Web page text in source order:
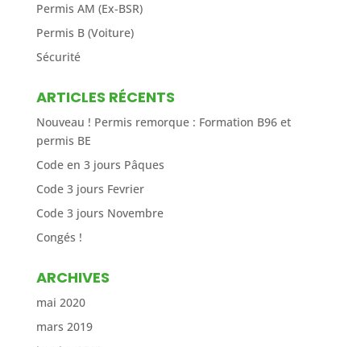
Permis AM (Ex-BSR)
Permis B (Voiture)
Sécurité
ARTICLES RÉCENTS
Nouveau ! Permis remorque : Formation B96 et
permis BE
Code en 3 jours Pâques
Code 3 jours Fevrier
Code 3 jours Novembre
Congés !
ARCHIVES
mai 2020
mars 2019